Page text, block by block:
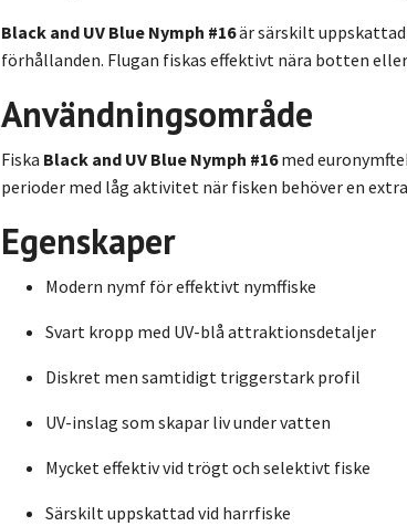
Black and UV Blue Nymph #16är särskilt uppskattad
förhållanden. Flugan fiskas effektivt nära botten
Användningsområde
Fiska Black and UV Blue Nymph #16med
perioder med låg aktivitet när fisken behöver en
Egenskaper
Modern nymf för effektivt nymffiske
Svart kropp med UV-blå attraktionsdetaljer
Diskret men samtidigt triggerstark profil
UV-inslag som skapar liv under vatten
Mycket effektiv vid trögt och selektivt fiske
Särskilt uppskattad vid harrfiske